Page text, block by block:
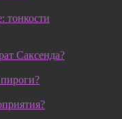
тонкости
Саксенда?